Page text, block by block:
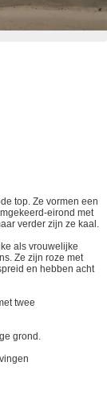
top. Ze vormen een
eirond met
verder zijn ze kaal.
als vrouwelijke
Ze zijn roze met
en hebben acht
twee
grond.